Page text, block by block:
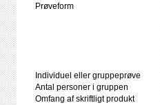
Prøveform
Individuel eller gruppeprøve
Antal personer i gruppen
Omfang af skriftligt produkt